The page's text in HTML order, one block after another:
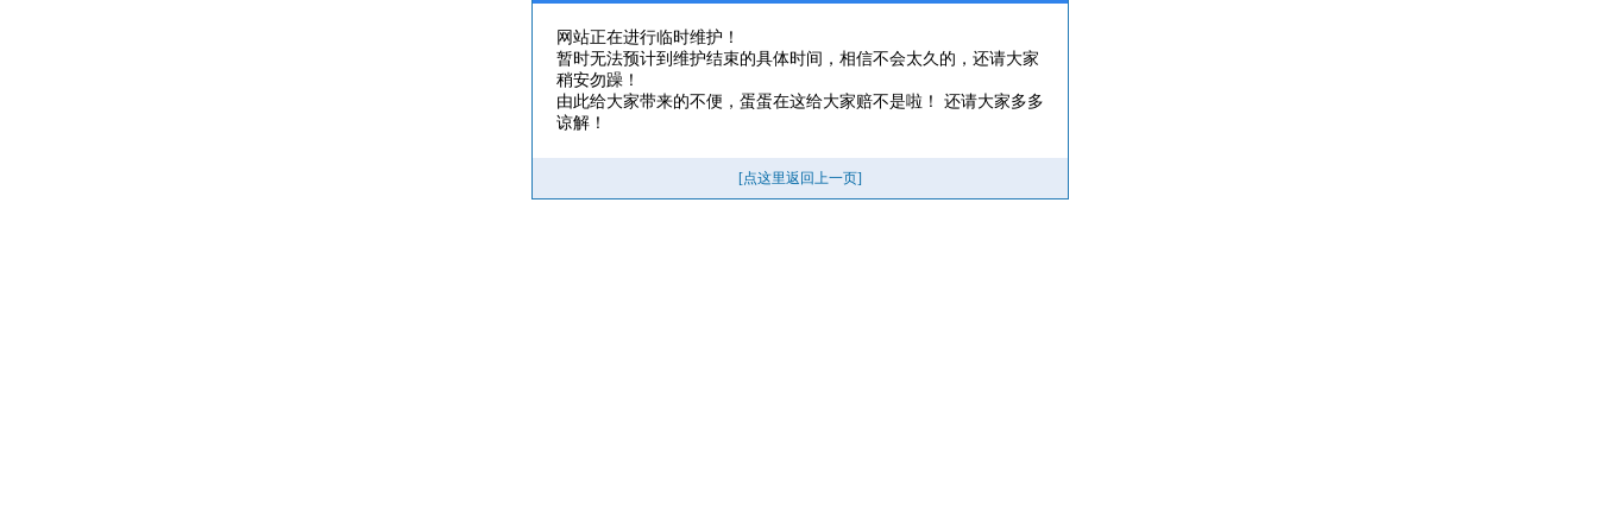
网站正在进行临时维护！
暂时无法预计到维护结束的具体时间，相信不会太久的，还请大家
稍安勿躁！
由此给大家带来的不便，蛋蛋在这给大家赔不是啦！ 还请大家多多
谅解！
[点这里返回上一页]